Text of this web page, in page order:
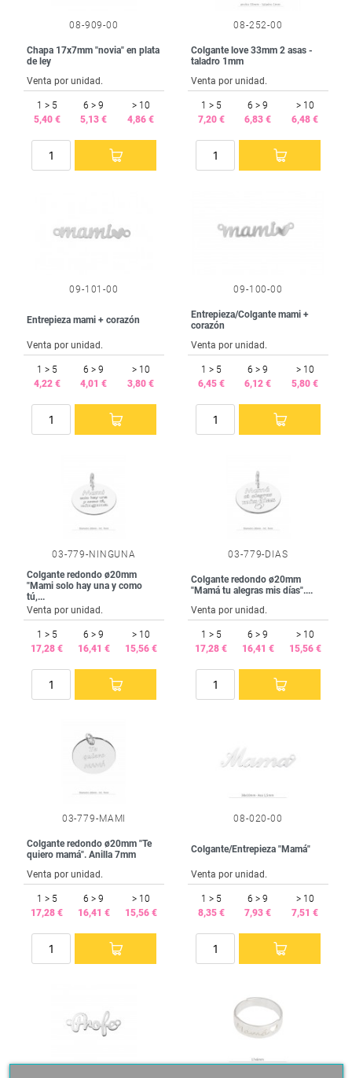
08-909-00
Chapa 17x7mm "novia" en plata
de ley
Venta por unidad.
1 > 5
5,40 €
6 > 9
5,13 €
> 10
4,86 €
08-252-00
Colgante love 33mm 2 asas -
taladro 1mm
Venta por unidad.
1 > 5
7,20 €
6 > 9
6,83 €
> 10
6,48 €
09-101-00
Entrepieza mami + corazón
Venta por unidad.
1 > 5
4,22 €
6 > 9
4,01 €
> 10
3,80 €
09-100-00
Entrepieza/Colgante mami +
corazón
Venta por unidad.
1 > 5
6,45 €
6 > 9
6,12 €
> 10
5,80 €
03-779-NINGUNA
Colgante redondo ø20mm
"Mami solo hay una y como
tú,...
Venta por unidad.
1 > 5
17,28 €
6 > 9
16,41 €
> 10
15,56 €
03-779-DIAS
Colgante redondo ø20mm
"Mamá tu alegras mis días"....
Venta por unidad.
1 > 5
17,28 €
6 > 9
16,41 €
> 10
15,56 €
03-779-MAMI
Colgante redondo ø20mm "Te
quiero mamá". Anilla 7mm
Venta por unidad.
1 > 5
17,28 €
6 > 9
16,41 €
> 10
15,56 €
08-020-00
Colgante/Entrepieza "Mamá"
Venta por unidad.
1 > 5
8,35 €
6 > 9
7,93 €
> 10
7,51 €